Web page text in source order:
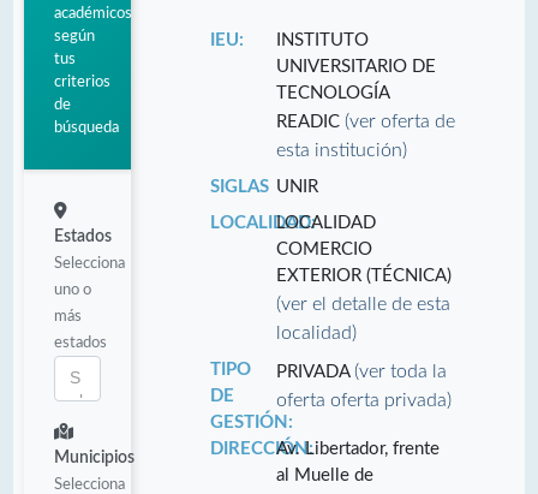
académicos
según
tus
criterios
de
búsqueda
Estados
Selecciona
uno o
más
estados
Municipios
Selecciona
IEU:
INSTITUTO
UNIVERSITARIO DE
TECNOLOGÍA
READIC(ver oferta de
esta institución)
SIGLAS UNIR
LOCALIDAD:LOCALIDAD
COMERCIO
EXTERIOR (TÉCNICA)
(ver el detalle de esta
localidad)
TIPO
DE
GESTIÓN:
PRIVADA(ver toda la
oferta oferta privada)
DIRECCIÓN:Av. Libertador, frente
al Muelle de